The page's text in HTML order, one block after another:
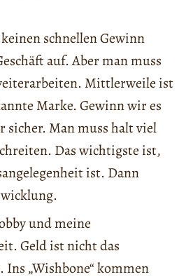
schnellen Gewinn
auf. Aber man muss
Mittlerweile ist
Marke. Gewinn wir es
sicher. Man muss halt viel
Das wichtigste ist,
ist. Dann
und meine
Geld ist nicht das
„Wishbone“ kommen